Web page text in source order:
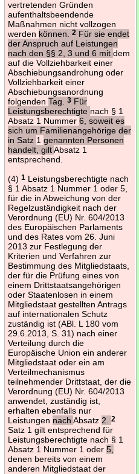
vertretenden Gründen
aufenthaltsbeendende
Maßnahmen nicht vollzogen
werden können. 2Für sie endet
der Anspruch auf Leistungen
nach den §§ 2, 3 und 6 mit dem
auf die Vollziehbarkeit einer
Abschiebungsandrohung oder
Vollziehbarkeit einer
Abschiebungsanordnung
folgenden Tag. 3Für
Leistungsberechtigte nach § 1
Absatz 1 Nummer 6, soweit es
sich um Familienangehörige der
in Satz 1 genannten Personen
handelt, giltAbsatz 1
entsprechend.
(4) 1Leistungsberechtigte nach
§ 1 Absatz 1 Nummer 1 oder 5,
für die in Abweichung von der
Regelzuständigkeit nach der
Verordnung (EU) Nr. 604/2013
des Europäischen Parlaments
und des Rates vom 26. Juni
2013 zur Festlegung der
Kriterien und Verfahren zur
Bestimmung des Mitgliedstaats,
der für die Prüfung eines von
einem Drittstaatsangehörigen
oder Staatenlosen in einem
Mitgliedstaat gestellten Antrags
auf internationalen Schutz
zuständig ist (ABl. L 180 vom
29.6.2013, S. 31) nach einer
Verteilung durch die
Europäische Union ein anderer
Mitgliedstaat oder ein am
Verteilmechanismus
teilnehmender Drittstaat, der die
Verordnung (EU) Nr. 604/2013
anwendet, zuständig ist,
erhalten ebenfalls nur
Leistungen nach Absatz 2. 2
Satz 1 gilt entsprechend für
Leistungsberechtigte nach § 1
Absatz 1 Nummer 1 oder 5,
denen bereits von einem
anderen Mitgliedstaat der